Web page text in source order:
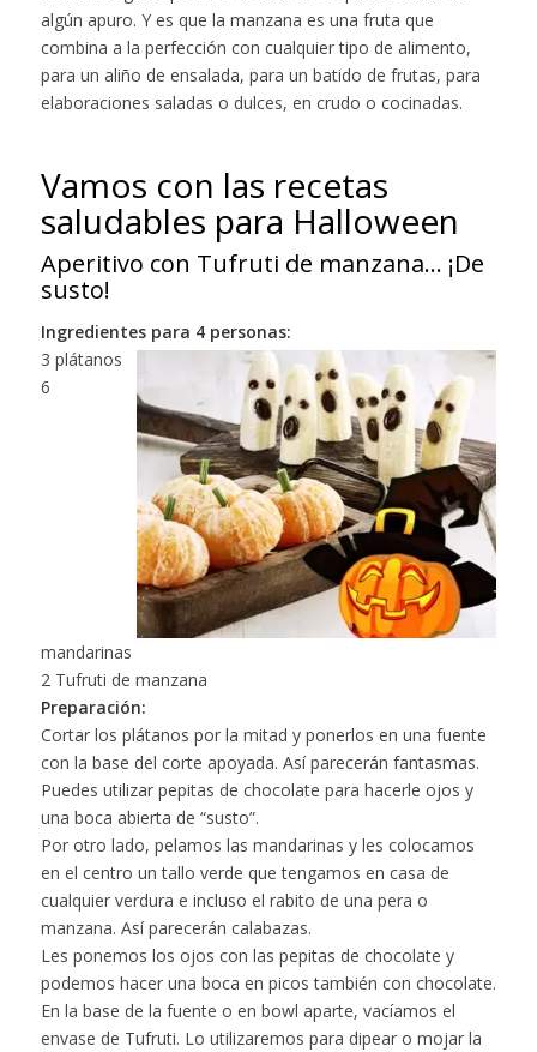
algún apuro. Y es que la manzana es una fruta que
combina a la perfección con cualquier tipo de alimento,
para un aliño de ensalada, para un batido de frutas, para
elaboraciones saladas o dulces, en crudo o cocinadas.
Vamos con las recetas
saludables para Halloween
Aperitivo con Tufruti de manzana… ¡De
susto!
Ingredientes para 4 personas:
3 plátanos
6
mandarinas
2 Tufruti de manzana
Preparación:
Cortar los plátanos por la mitad y ponerlos en una fuente
con la base del corte apoyada. Así parecerán fantasmas.
Puedes utilizar pepitas de chocolate para hacerle ojos y
una boca abierta de “susto”.
Por otro lado, pelamos las mandarinas y les colocamos
en el centro un tallo verde que tengamos en casa de
cualquier verdura e incluso el rabito de una pera o
manzana. Así parecerán calabazas.
Les ponemos los ojos con las pepitas de chocolate y
podemos hacer una boca en picos también con chocolate.
En la base de la fuente o en bowl aparte, vacíamos el
envase de Tufruti. Lo utilizaremos para dipear o mojar la